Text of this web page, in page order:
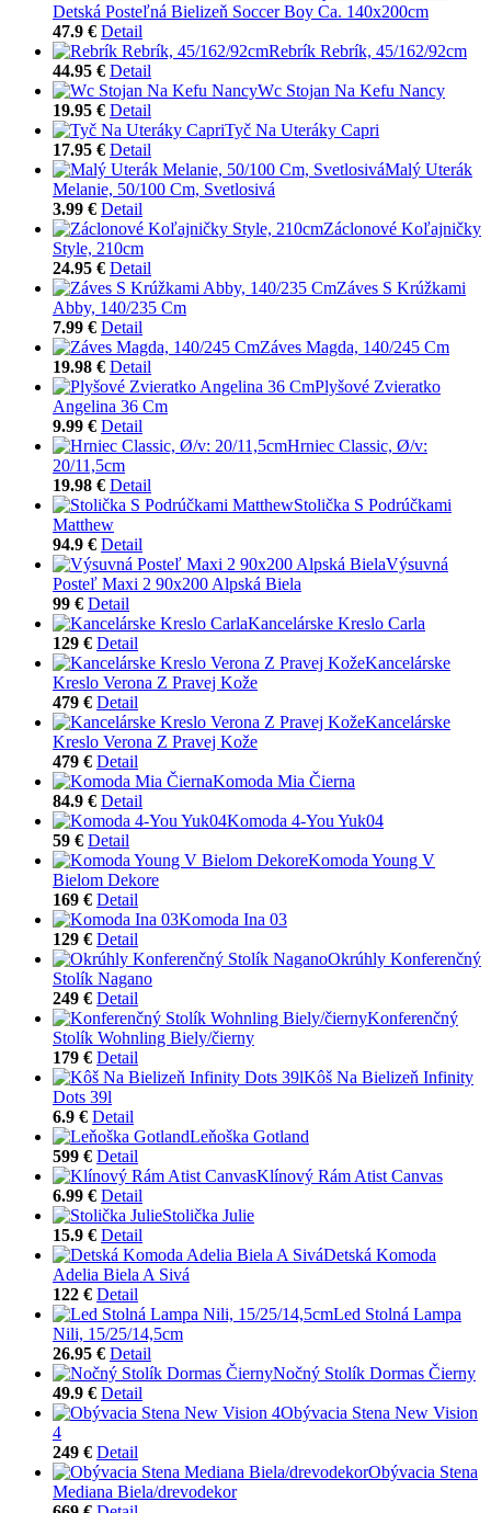
Detská Posteľná Bielizeň Soccer Boy Ca. 140x200cm
47.9 € Detail
Rebrík Rebrík, 45/162/92cm
44.95 € Detail
Wc Stojan Na Kefu Nancy
19.95 € Detail
Tyč Na Uteráky Capri
17.95 € Detail
Malý Uterák
Melanie, 50/100 Cm, Svetlosivá
3.99 € Detail
Záclonové Koľajničky
Style, 210cm
24.95 € Detail
Záves S Krúžkami
Abby, 140/235 Cm
7.99 € Detail
Záves Magda, 140/245 Cm
19.98 € Detail
Plyšové Zvieratko
Angelina 36 Cm
9.99 € Detail
Hrniec Classic, Ø/v:
20/11,5cm
19.98 € Detail
Stolička S Podrúčkami
Matthew
94.9 € Detail
Výsuvná
Posteľ Maxi 2 90x200 Alpská Biela
99 € Detail
Kancelárske Kreslo Carla
129 € Detail
Kancelárske
Kreslo Verona Z Pravej Kože
479 € Detail
Kancelárske
Kreslo Verona Z Pravej Kože
479 € Detail
Komoda Mia Čierna
84.9 € Detail
Komoda 4-You Yuk04
59 € Detail
Komoda Young V
Bielom Dekore
169 € Detail
Komoda Ina 03
129 € Detail
Okrúhly Konferenčný
Stolík Nagano
249 € Detail
Konferenčný
Stolík Wohnling Biely/čierny
179 € Detail
Kôš Na Bielizeň Infinity
Dots 39l
6.9 € Detail
Leňoška Gotland
599 € Detail
Klínový Rám Atist Canvas
6.99 € Detail
Stolička Julie
15.9 € Detail
Detská Komoda
Adelia Biela A Sivá
122 € Detail
Led Stolná Lampa
Nili, 15/25/14,5cm
26.95 € Detail
Nočný Stolík Dormas Čierny
49.9 € Detail
Obývacia Stena New Vision
4
249 € Detail
Obývacia Stena
Mediana Biela/drevodekor